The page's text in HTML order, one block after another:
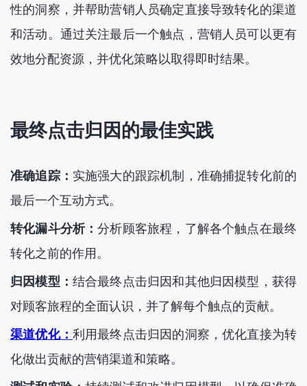
性的洞察，并帮助营销人员确定直接导致转化的渠道
和活动。通过关注最后一个触点，营销人员可以更有
效地分配资源，并优化策略以取得即时结果。
最终点击归因的最佳实践
准确追踪： 实施强大的跟踪机制，准确捕捉转化前的
最后一个互动方式。
转化漏斗分析：分析顾客旅程，了解各个触点在最终
转化之前的作用。
归因模型： 结合最终点击归因和其他归因模型，获得
对顾客旅程的全面认识，并了解每个触点的贡献。
渠道优化： 利用最终点击归因的洞察，优化直接为转
化做出贡献的营销渠道和策略。